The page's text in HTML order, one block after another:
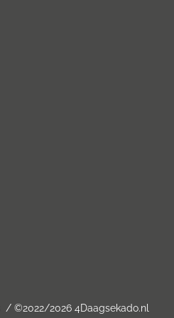
©2022/2026 4Daagsekado.nl